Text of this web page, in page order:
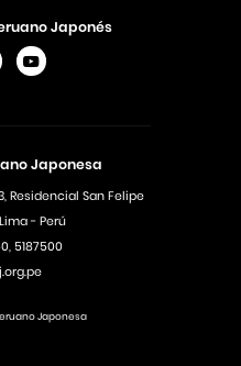
Japonesa
Residencial San Felipe
- Perú
5187500
Japonés
Japonesa